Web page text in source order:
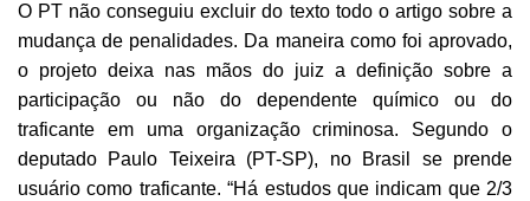
O PT não conseguiu excluir do texto todo o artigo sobre a
mudança de penalidades. Da maneira como foi aprovado,
o projeto deixa nas mãos do juiz a definição sobre a
participação ou não do dependente químico ou do
traficante em uma organização criminosa. Segundo o
deputado Paulo Teixeira (PT-SP), no Brasil se prende
usuário como traficante. “Há estudos que indicam que 2/3